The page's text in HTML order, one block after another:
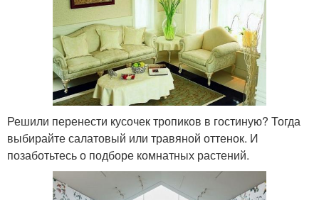
Решили перенести кусочек тропиков в гостиную? Тогда
выбирайте салатовый или травяной оттенок. И
позаботьтесь о подборе комнатных растений.